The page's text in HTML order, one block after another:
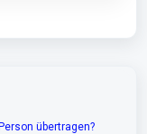
übertragen?